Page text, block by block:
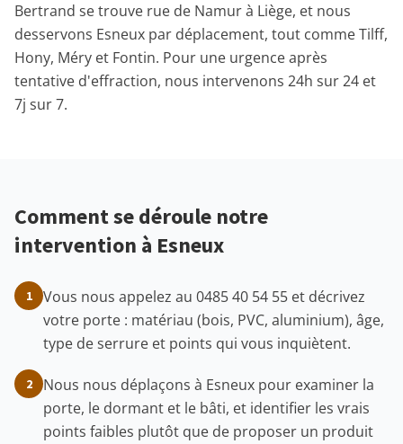
Bertrand se trouve rue de Namur à Liège, et nous
desservons Esneux par déplacement, tout comme Tilff,
Hony, Méry et Fontin. Pour une urgence après
tentative d'effraction, nous intervenons 24h sur 24 et
7j sur 7.
Comment se déroule notre
intervention à Esneux
1
Vous nous appelez au 0485 40 54 55 et décrivez
votre porte : matériau (bois, PVC, aluminium), âge,
type de serrure et points qui vous inquiètent.
2
Nous nous déplaçons à Esneux pour examiner la
porte, le dormant et le bâti, et identifier les vrais
points faibles plutôt que de proposer un produit